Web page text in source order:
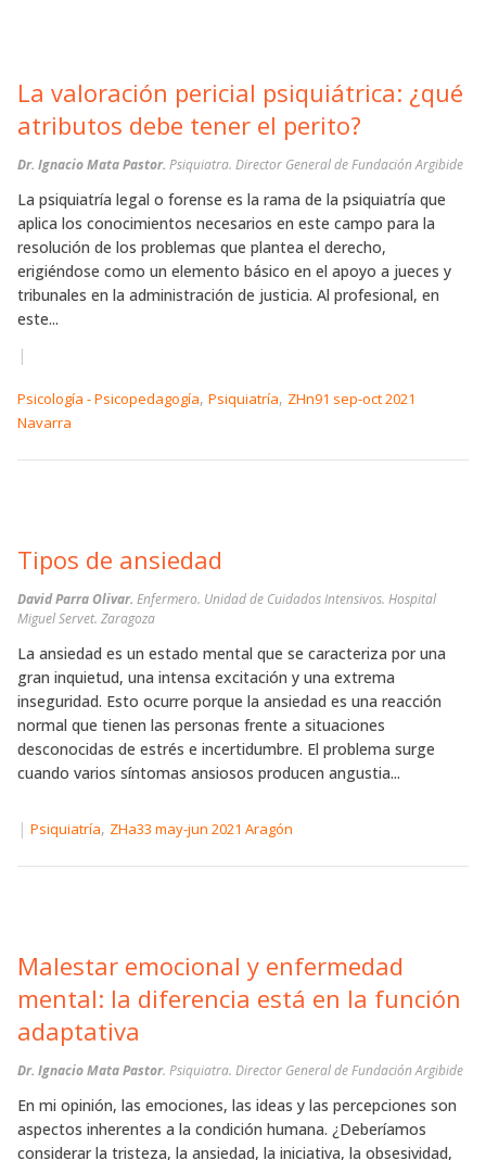
La valoración pericial psiquiátrica: ¿qué
atributos debe tener el perito?
Dr. Ignacio Mata Pastor. Psiquiatra. Director General de Fundación Argibide
La psiquiatría legal o forense es la rama de la psiquiatría que
aplica los conocimientos necesarios en este campo para la
resolución de los problemas que plantea el derecho,
erigiéndose como un elemento básico en el apoyo a jueces y
tribunales en la administración de justicia. Al profesional, en
este...
|
Psicología - Psicopedagogía, Psiquiatría, ZHn91 sep-oct 2021
Navarra
Tipos de ansiedad
David Parra Olivar. Enfermero. Unidad de Cuidados Intensivos. Hospital
Miguel Servet. Zaragoza
La ansiedad es un estado mental que se caracteriza por una
gran inquietud, una intensa excitación y una extrema
inseguridad. Esto ocurre porque la ansiedad es una reacción
normal que tienen las personas frente a situaciones
desconocidas de estrés e incertidumbre. El problema surge
cuando varios síntomas ansiosos producen angustia...
| Psiquiatría, ZHa33 may-jun 2021 Aragón
Malestar emocional y enfermedad
mental: la diferencia está en la función
adaptativa
Dr. Ignacio Mata Pastor. Psiquiatra. Director General de Fundación Argibide
En mi opinión, las emociones, las ideas y las percepciones son
aspectos inherentes a la condición humana. ¿Deberíamos
considerar la tristeza, la ansiedad, la iniciativa, la obsesividad,